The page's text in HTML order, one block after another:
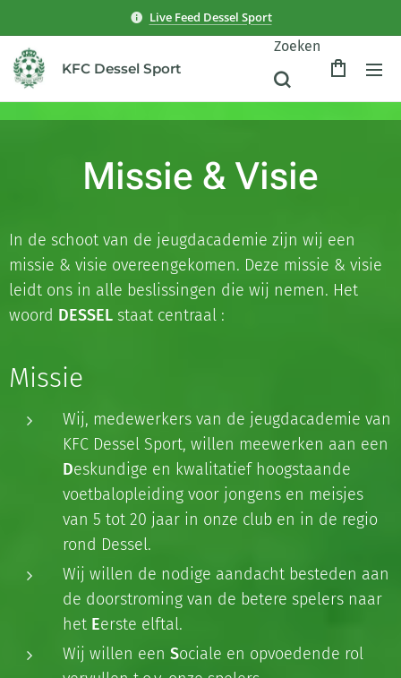
Live Feed Dessel Sport
KFC Dessel Sport
Zoeken
Missie & Visie
In de schoot van de jeugdacademie zijn wij een
missie & visie overeengekomen. Deze missie & visie
leidt ons in alle beslissingen die wij nemen. Het
woord DESSEL staat centraal :
Missie
Wij, medewerkers van de jeugdacademie van
KFC Dessel Sport, willen meewerken aan een
Deskundige en kwalitatief hoogstaande
voetbalopleiding voor jongens en meisjes
van 5 tot 20 jaar in onze club en in de regio
rond Dessel.
Wij willen de nodige aandacht besteden aan
de doorstroming van de betere spelers naar
het Eerste elftal.
Wij willen een Sociale en opvoedende rol